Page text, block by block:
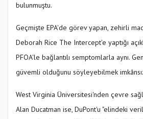
bulunmuştu.
Geçmişte EPA'de görev yapan, zehirli
Deborah Rice The Intercept'e yaptığı
PFOA'le bağlantılı semptomlarla aynı.
güvemli olduğunu söyleyebilmek
West Virginia Üniversitesi'nden çevre
Alan Ducatman ise, DuPont'u "elindeki